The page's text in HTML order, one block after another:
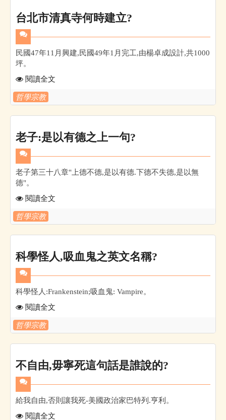
台北市清真寺何時建立?
民國47年11月興建,民國49年1月完工,由楊卓成設計,共1000
坪。
閱讀全文
哲學宗教
老子:是以有德之上一句?
老子第三十八章"上德不德,是以有德.下德不失德,是以無
德"。
閱讀全文
哲學宗教
科學怪人,吸血鬼之英文名稱?
科學怪人:Frankenstein;吸血鬼: Vampire。
閱讀全文
哲學宗教
不自由,毋寧死這句話是誰說的?
給我自由,否則讓我死-美國政治家巴特列.亨利。
閱讀全文